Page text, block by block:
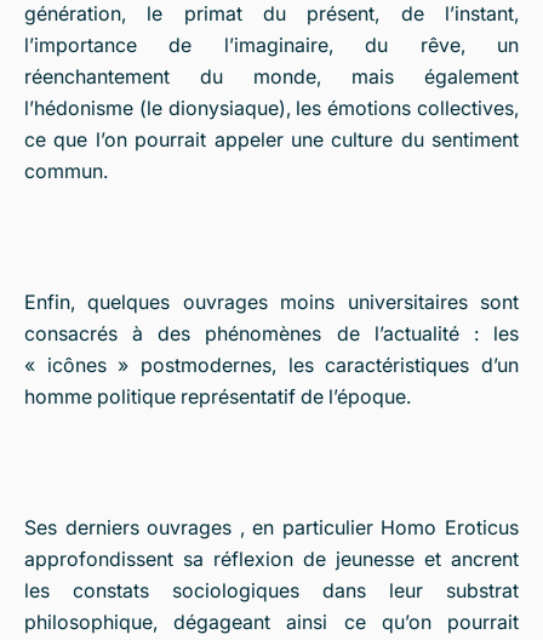
génération, le primat du présent, de l’instant,
l’importance de l’imaginaire, du rêve, un
réenchantement du monde, mais également
l’hédonisme (le dionysiaque), les émotions collectives,
ce que l’on pourrait appeler une culture du sentiment
commun.
Enfin, quelques ouvrages moins universitaires sont
consacrés à des phénomènes de l’actualité : les
« icônes » postmodernes, les caractéristiques d’un
homme politique représentatif de l’époque.
Ses derniers ouvrages , en particulier Homo Eroticus
approfondissent sa réflexion de jeunesse et ancrent
les constats sociologiques dans leur substrat
philosophique, dégageant ainsi ce qu’on pourrait